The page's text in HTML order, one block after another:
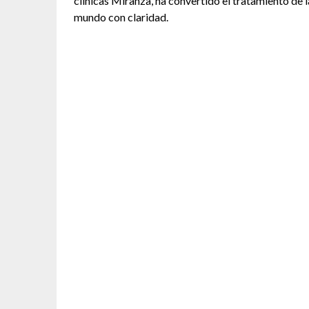
mundo con claridad.